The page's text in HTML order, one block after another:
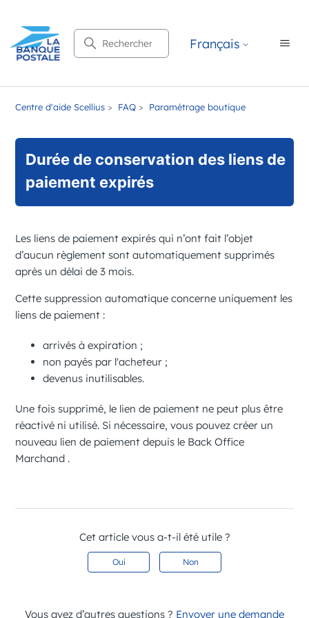
Recherche Français
Centre d'aide Scellius FAQ Paramétrage boutique
Durée de conservation des liens de
paiement expirés
Les liens de paiement expirés qui n’ont fait l’objet
d’aucun règlement sont automatiquement supprimés
après un délai de3 mois.
Cette suppression automatique concerne uniquement les
liens de paiement :
arrivés à expiration ;
non payés par l'acheteur ;
devenus inutilisables.
Une fois supprimé, le lien de paiement ne peut plus être
réactivé ni utilisé. Si nécessaire, vous pouvez créer un
nouveau lien de paiement depuis le Back Office
Marchand .
Cet article vous a-t-il été utile ?
Oui Non
Vous avez d’autres questions ? Envoyer une demande